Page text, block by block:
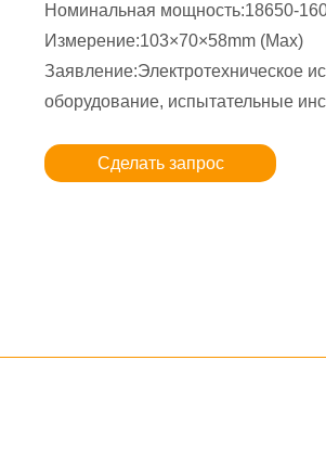
Номинальная мощность:18650-
Измерение:103×70×58mm (Max)
Заявление:Электротехническое
оборудование, испытательные
Сделать запрос